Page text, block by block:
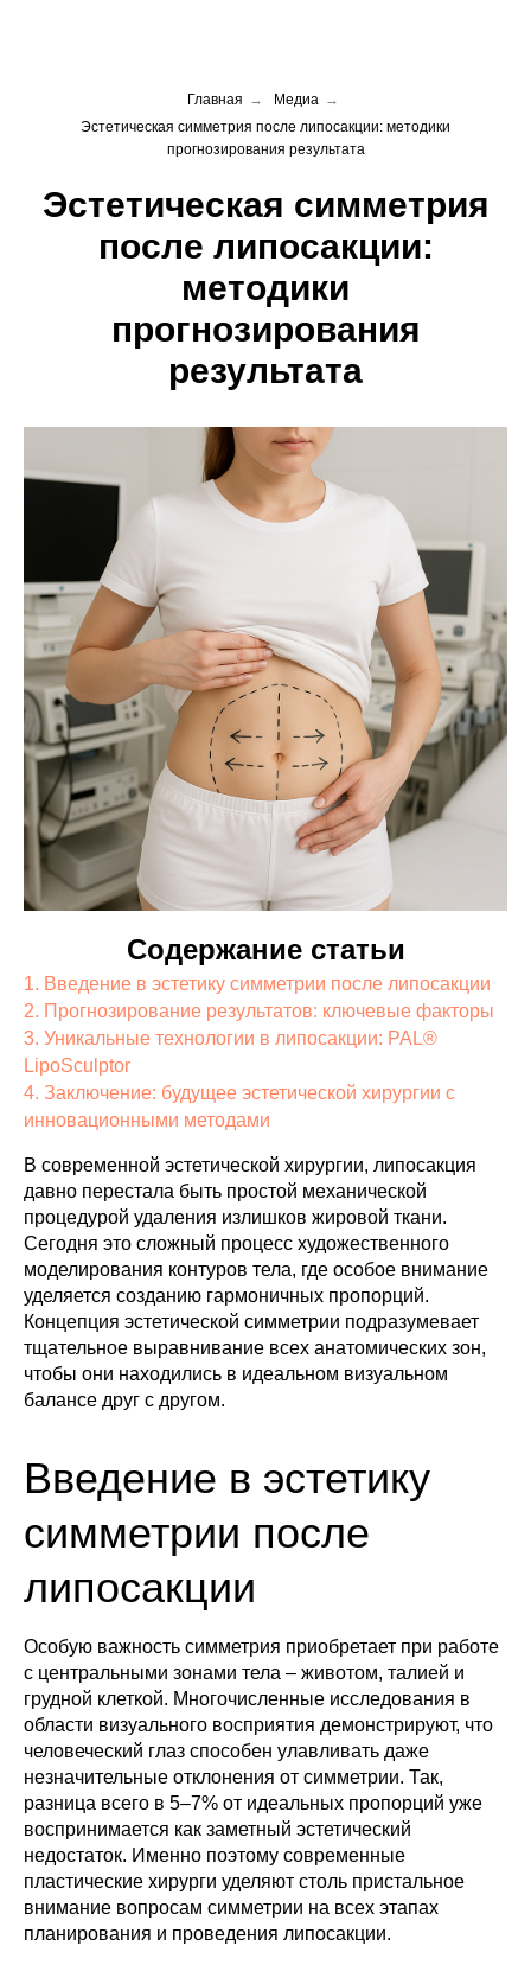
Главная → Медиа →
Эстетическая симметрия после липосакции: методики
прогнозирования результата
Эстетическая симметрия
после липосакции:
методики
прогнозирования
результата
Содержание статьи
1. Введение в эстетику симметрии после липосакции
2. Прогнозирование результатов: ключевые факторы
3. Уникальные технологии в липосакции: PAL®
LipoSculptor
4. Заключение: будущее эстетической хирургии с
инновационными методами
В современной эстетической хирургии, липосакция
давно перестала быть простой механической
процедурой удаления излишков жировой ткани.
Сегодня это сложный процесс художественного
моделирования контуров тела, где особое внимание
уделяется созданию гармоничных пропорций.
Концепция эстетической симметрии подразумевает
тщательное выравнивание всех анатомических зон,
чтобы они находились в идеальном визуальном
балансе друг с другом.
Введение в эстетику
симметрии после
липосакции
Особую важность симметрия приобретает при работе
с центральными зонами тела – животом, талией и
грудной клеткой. Многочисленные исследования в
области визуального восприятия демонстрируют, что
человеческий глаз способен улавливать даже
незначительные отклонения от симметрии. Так,
разница всего в 5–7% от идеальных пропорций уже
воспринимается как заметный эстетический
недостаток. Именно поэтому современные
пластические хирурги уделяют столь пристальное
внимание вопросам симметрии на всех этапах
планирования и проведения липосакции.